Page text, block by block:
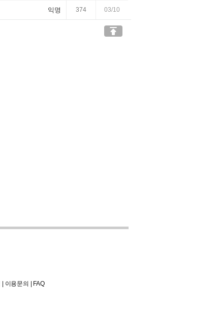
익명 374 03/10

이용문의 FAQ